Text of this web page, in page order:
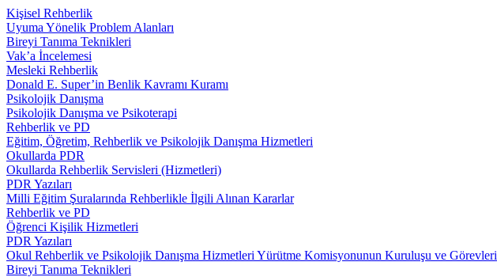
Kişisel Rehberlik
Uyuma Yönelik Problem Alanları
Bireyi Tanıma Teknikleri
Vak’a İncelemesi
Mesleki Rehberlik
Donald E. Super’in Benlik Kavramı Kuramı
Psikolojik Danışma
Psikolojik Danışma ve Psikoterapi
Rehberlik ve PD
Eğitim, Öğretim, Rehberlik ve Psikolojik Danışma Hizmetleri
Okullarda PDR
Okullarda Rehberlik Servisleri (Hizmetleri)
PDR Yazıları
Milli Eğitim Şuralarında Rehberlikle İlgili Alınan Kararlar
Rehberlik ve PD
Öğrenci Kişilik Hizmetleri
PDR Yazıları
Okul Rehberlik ve Psikolojik Danışma Hizmetleri Yürütme Komisyonunun Kuruluşu ve Görevleri
Bireyi Tanıma Teknikleri